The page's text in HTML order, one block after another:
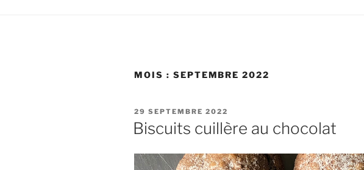
MOIS : SEPTEMBRE 2022
PUBLIÉ
LE
29 SEPTEMBRE 2022
Biscuits cuillère au chocolat